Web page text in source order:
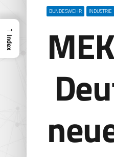
BUNDESWEHR INDUSTRIE
→
Index